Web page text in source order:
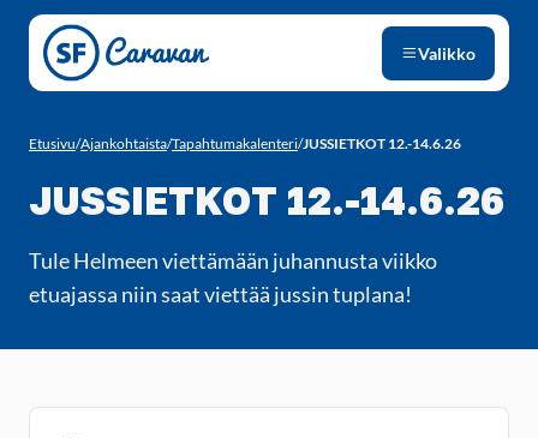
Siirry sivun sisältöön
Valikko
Etusivu/Ajankohtaista/Tapahtumakalenteri/JUSSIETKOT 12.-14.6.26
JUSSIETKOT 12.-14.6.26
Tule Helmeen viettämään juhannusta viikko
etuajassa niin saat viettää jussin tuplana!